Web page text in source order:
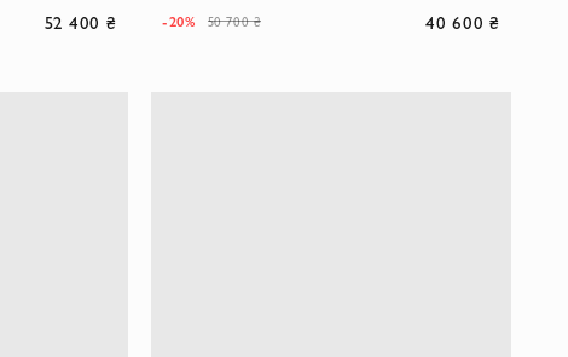
52 400 ₴ -20% 50 700 ₴ 40 600 ₴